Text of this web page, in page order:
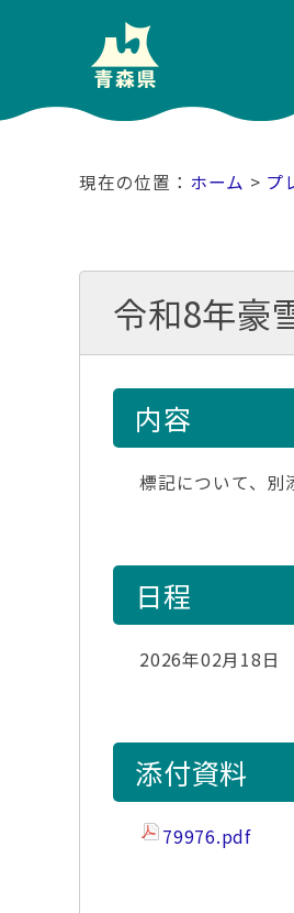
ホーム > プ
令和8年豪
内容
標記について、別
日程
2026年02月18日
添付資料
79976.pdf